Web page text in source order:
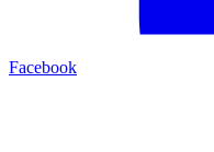
Facebook